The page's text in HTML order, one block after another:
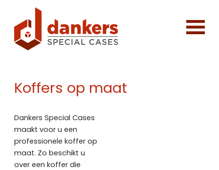
Koffers op maat
Dankers Special Cases
maakt voor u een
professionele koffer op
maat. Zo beschikt u
over een koffer die